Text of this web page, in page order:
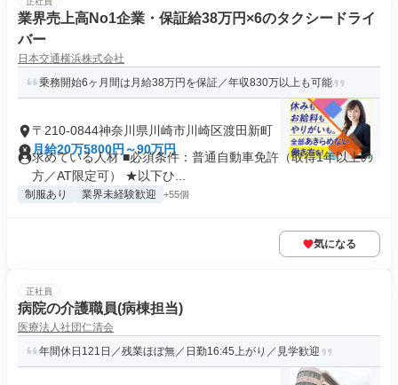
業界売上高No1企業・保証給38万円×6のタクシードライ
バー
日本交通横浜株式会社
乗務開始6ヶ月間は月給38万円を保証／年収830万以上も可能
〒210-0844神奈川県川崎市川崎区渡田新町
月給20万5800円～90万円
求めている人材 ■必須条件：普通自動車免許（取得1年以上の
方／AT限定可） ★以下ひ...
制服あり 業界未経験歓迎 +55個
気になる
正社員
病院の介護職員(病棟担当)
医療法人社団仁清会
年間休日121日／残業ほぼ無／日勤16:45上がり／見学歓迎